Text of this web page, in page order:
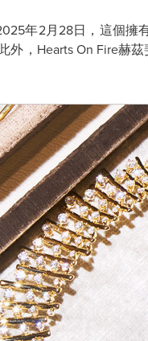
年2月28日，這個擁
外， Hearts On Fire赫茲